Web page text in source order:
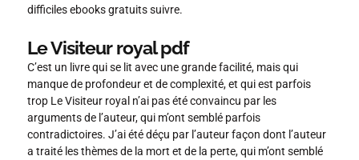
difficiles ebooks gratuits suivre.
Le Visiteur royal pdf
C’est un livre qui se lit avec une grande facilité, mais qui
manque de profondeur et de complexité, et qui est parfois
trop Le Visiteur royal n’ai pas été convaincu par les
arguments de l’auteur, qui m’ont semblé parfois
contradictoires. J’ai été déçu par l’auteur façon dont l’auteur
a traité les thèmes de la mort et de la perte, qui m’ont semblé